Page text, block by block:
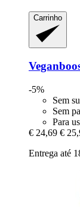
Carrinho
-5%
Sem
Sem
Para
€ 24,69 €
Entrega até